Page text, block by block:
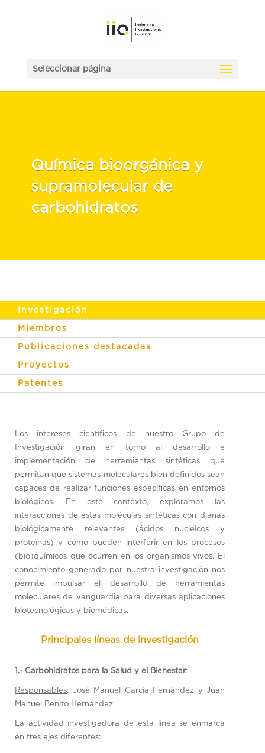
Seleccionar página
Química bioorgánica y
supramolecular de
carbohidratos
Investigación
Miembros
Publicaciones destacadas
Proyectos
Patentes
Los intereses científicos de nuestro Grupo de
Investigación giran en torno al desarrollo e
implementación de herramientas sintéticas que
permitan que sistemas moleculares bien definidos sean
capaces de realizar funciones específicas en entornos
biológicos. En este contexto, exploramos las
interacciones de estas moléculas sintéticas con dianas
biológicamente relevantes (ácidos nucleicos y
proteínas) y cómo pueden interferir en los procesos
(bio)químicos que ocurren en los organismos vivos. El
conocimiento generado por nuestra investigación nos
permite impulsar el desarrollo de herramientas
moleculares de vanguardia para diversas aplicaciones
biotecnológicas y biomédicas.
Principales líneas de investigación
1.- Carbohidratos para la Salud y el Bienestar:
Responsables: José Manuel García Fernández y Juan
Manuel Benito Hernández
La actividad investigadora de esta línea se enmarca
en tres ejes diferentes: